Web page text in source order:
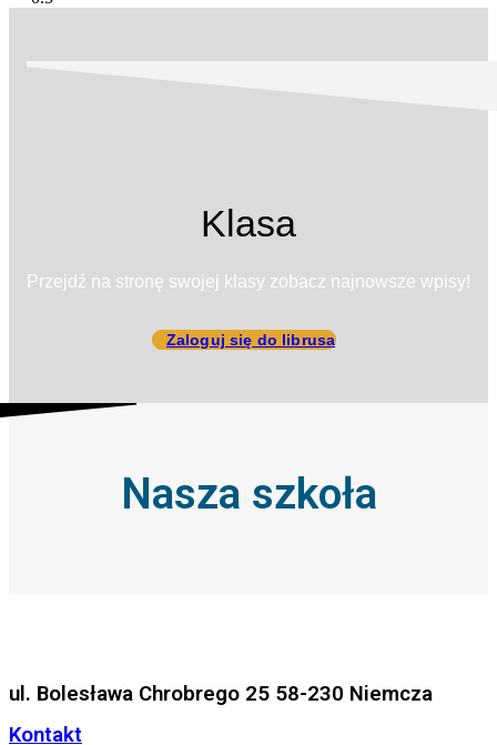
Klasa
Przejdź na stronę swojej klasy zobacz najnowsze wpisy!
Zaloguj się do librusa
Nasza szkoła
ul. Bolesława Chrobrego 25 58-230 Niemcza
Kontakt